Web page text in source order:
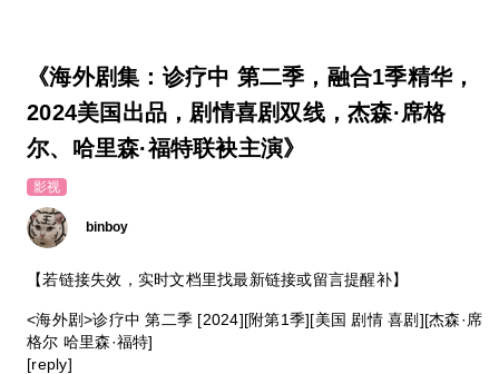
《海外剧集：诊疗中 第二季，融合1季精华，
2024美国出品，剧情喜剧双线，杰森·席格
尔、哈里森·福特联袂主演》
影视
binboy
【若链接失效，实时文档里找最新链接或留言提醒补】
<海外剧>诊疗中 第二季 [2024][附第1季][美国 剧情 喜剧][杰森·席
格尔 哈里森·福特]
[reply]